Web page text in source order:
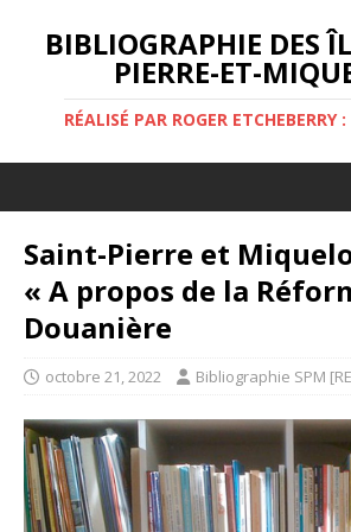
BIBLIOGRAPHIE DES
PIERRE-ET-
RÉALISÉ PAR ROGER ETCHEBERRY
Saint-Pierre et
« A propos de la
Douanière
octobre 21, 2022 Bibliographie SPM